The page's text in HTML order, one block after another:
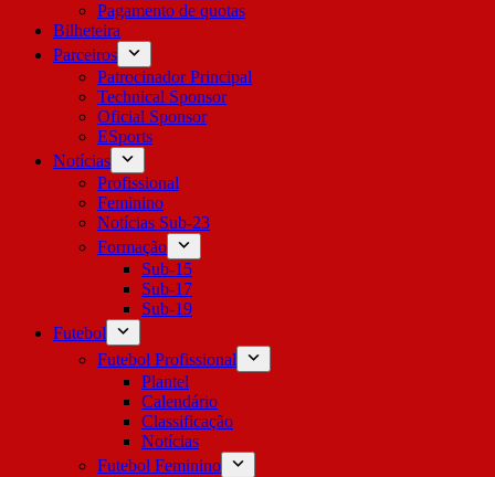
Pagamento de quotas
Bilheteira
Parceiros
Patrocinador Principal
Technical Sponsor
Oficial Sponsor
ESports
Notícias
Profissional
Feminino
Notícias Sub-23
Formação
Sub-15
Sub-17
Sub-19
Futebol
Futebol Profissional
Plantel
Calendário
Classificação
Notícias
Futebol Feminino